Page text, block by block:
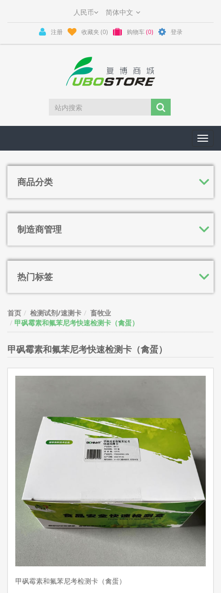
注册 收藏夹 (0) 购物车 (0) 登录
商品分类
制造商管理
热门标签
首页 检测试剂/速测卡
畜牧业
甲砜霉素和氟苯尼考快速检测卡（禽蛋）
甲砜霉素和氟苯尼考快速检测卡（禽蛋）
甲砜霉素和氟苯尼考检测卡（禽蛋）